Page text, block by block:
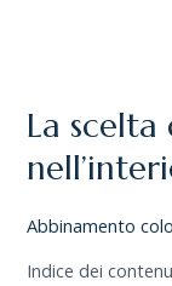
La
Abbinamento
Indice dei
MATERIALI
NATURALI
DESIGN.